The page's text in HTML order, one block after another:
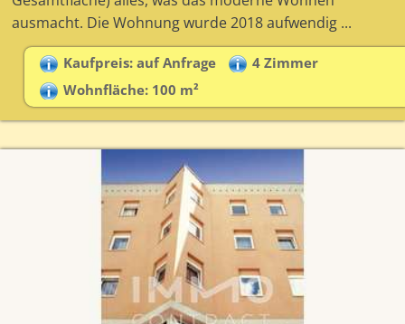
ausmacht. Die Wohnung wurde 2018 aufwendig ...
Kaufpreis: auf Anfrage
4 Zimmer
Wohnfläche: 100 m²